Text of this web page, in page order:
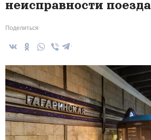
неисправности поезда
Поделиться